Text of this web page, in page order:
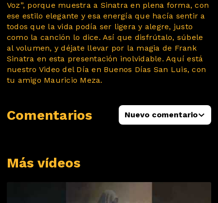
Más vídeos
Voz”, porque muestra a Sinatra en plena forma, con
ese estilo elegante y esa energía que hacía sentir a
todos que la vida podía ser ligera y alegre, justo
como la canción lo dice. Así que disfrútalo, súbele
al volumen, y déjate llevar por la magia de Frank
Sinatra en esta presentación inolvidable. Aquí está
nuestro Video del Día en Buenos Días San Luis, con
tu amigo Mauricio Meza.
Comentarios Nuevo comentario